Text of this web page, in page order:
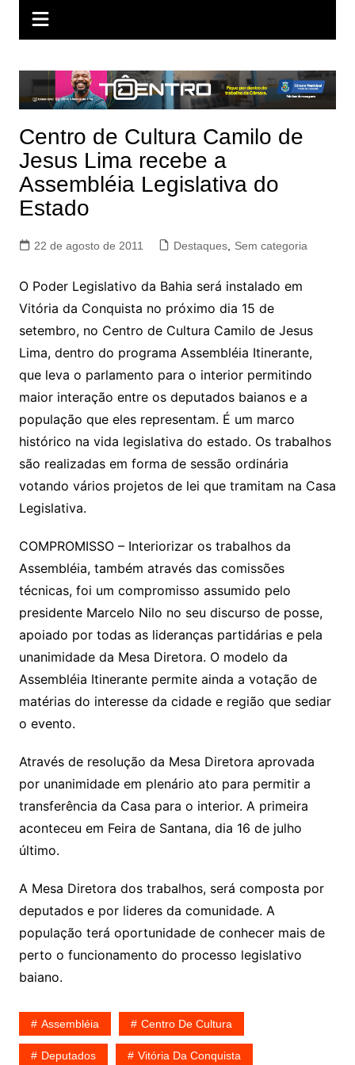
Centro de Cultura Camilo de
Jesus Lima recebe a
Assembléia Legislativa do
Estado
22 de agosto de 2011 Destaques, Sem categoria
O Poder Legislativo da Bahia será instalado em
Vitória da Conquista no próximo dia 15 de
setembro, no Centro de Cultura Camilo de Jesus
Lima, dentro do programa Assembléia Itinerante,
que leva o parlamento para o interior permitindo
maior interação entre os deputados baianos e a
população que eles representam. É um marco
histórico na vida legislativa do estado. Os trabalhos
são realizadas em forma de sessão ordinária
votando vários projetos de lei que tramitam na Casa
Legislativa.
COMPROMISSO – Interiorizar os trabalhos da
Assembléia, também através das comissões
técnicas, foi um compromisso assumido pelo
presidente Marcelo Nilo no seu discurso de posse,
apoiado por todas as lideranças partidárias e pela
unanimidade da Mesa Diretora. O modelo da
Assembléia Itinerante permite ainda a votação de
matérias do interesse da cidade e região que sediar
o evento.
Através de resolução da Mesa Diretora aprovada
por unanimidade em plenário ato para permitir a
transferência da Casa para o interior. A primeira
aconteceu em Feira de Santana, dia 16 de julho
último.
A Mesa Diretora dos trabalhos, será composta por
deputados e por lideres da comunidade. A
população terá oportunidade de conhecer mais de
perto o funcionamento do processo legislativo
baiano.
Assembléia Centro De Cultura
Deputados Vitória Da Conquista